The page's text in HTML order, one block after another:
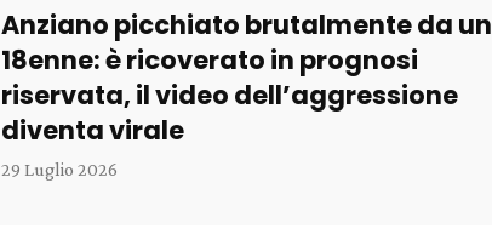
Anziano picchiato brutalmente da un
18enne: è ricoverato in prognosi
riservata, il video dell’aggressione
diventa virale
29 Luglio 2026